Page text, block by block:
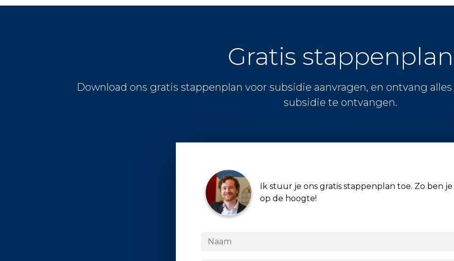
Gratis stappenplan
Download ons gratis stappenplan voor subsidie aanvragen, en ontvang
subsidie te ontvangen.
Ik stuur je ons gratis stappenplan toe. Zo ben je
op de hoogte!